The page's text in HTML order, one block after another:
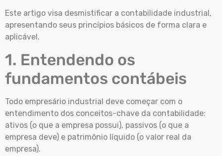
Este artigo visa desmistificar a contabilidade industrial,
apresentando seus princípios básicos de forma clara e
aplicável.
1. Entendendo os
fundamentos contábeis
Todo empresário industrial deve começar com o
entendimento dos conceitos-chave da contabilidade:
ativos (o que a empresa possui), passivos (o que a
empresa deve) e patrimônio líquido (o valor real da
empresa).